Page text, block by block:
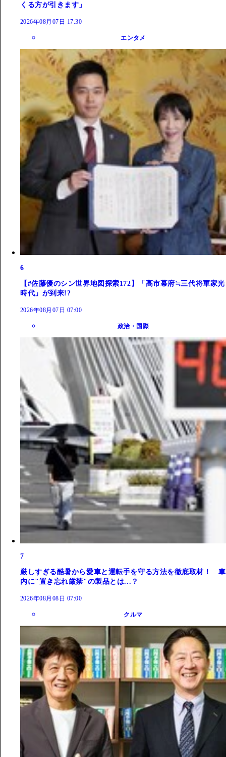
くる方が引きます」
2026年08月07日 17:30
エンタメ
6
【#佐藤優のシン世界地図探索172】「高市幕府≒三代将軍家光
時代」が到来!?
2026年08月07日 07:00
政治・国際
7
厳しすぎる酷暑から愛車と運転手を守る方法を徹底取材！ 車
内に"置き忘れ厳禁"の製品とは...？
2026年08月08日 07:00
クルマ